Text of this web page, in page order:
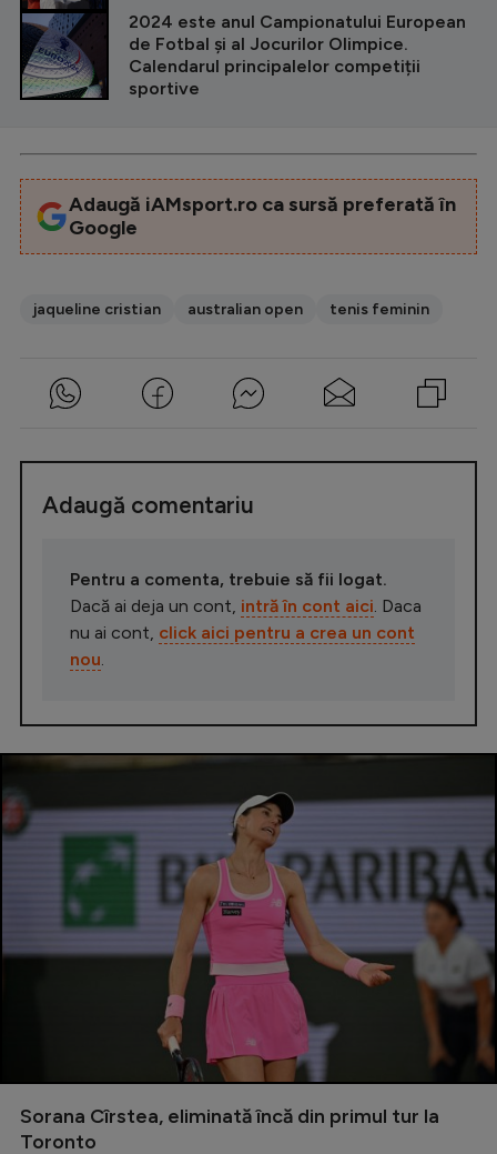
JO 2026
Intră în cont
Creează cont
2024 este anul Campionatului European
de Fotbal și al Jocurilor Olimpice.
Calendarul principalelor competiții
sportive
Adaugă iAMsport.ro ca sursă preferată în
Google
jaqueline cristian australian open tenis feminin
Adaugă comentariu
Pentru a comenta, trebuie să fii logat.
Dacă ai deja un cont, intră în cont aici . Daca
nu ai cont, click aici pentru a crea un cont
nou
Sorana Cîrstea, eliminată încă din primul tur la
Toronto